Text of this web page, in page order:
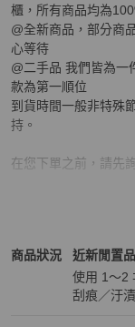
櫃，所有商品均為
@全新商品，部分商
心等待
@二手品 我們皆為一
款為第一順位
到貨時間一般非特殊
持。
在您下單之前，請先
我們也有提供零卡分
6s93
平台有提供安心購服
商品狀況
Moschino 女裝商品狀
近新閒置品
使用 1～2
刮痕／汙